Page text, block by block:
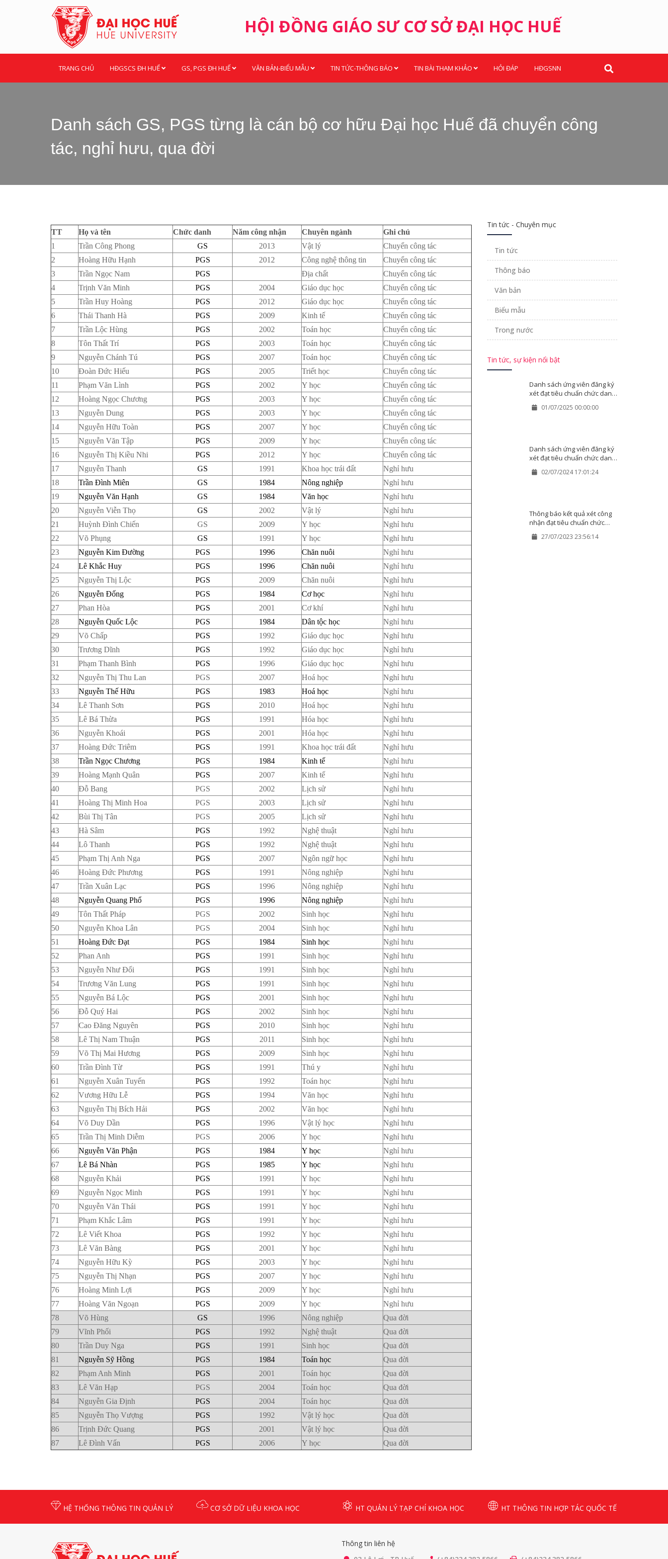
HỘI ĐỒNG GIÁO SƯ CƠ SỞ ĐẠI HỌC HUẾ
TRANG CHỦ HĐGSCS ĐH HUẾ GS, PGS ĐH HUẾ VĂN BẢN-BIỂU MẪU TIN TỨC-THÔNG BÁO TIN BÀI THAM KHẢO HỎI ĐÁP HĐGSNN
Danh sách GS, PGS từng là cán bộ cơ hữu Đại học Huế đã chuyển công
tác, nghỉ hưu, qua đời
TT Họ và tên Chức danh Năm công nhận Chuyên ngành
Ghi chú
1
Trần Công Phong GS 2013 Vật lý
Chuyển công tác
2
Hoàng Hữu Hạnh PGS 2012 Công nghệ thông tin
Chuyển công tác
3
Trần Ngọc Nam PGS Địa chất
Chuyển công tác
4
Trịnh Văn Minh PGS 2004 Giáo dục học
Chuyển công tác
5
Trần Huy Hoàng PGS 2012 Giáo dục học
Chuyển công tác
6
Thái Thanh Hà PGS 2009 Kinh tế
Chuyển công tác
7
Trần Lộc Hùng PGS 2002 Toán học
Chuyển công tác
8
Tôn Thất Trí PGS 2003 Toán học
Chuyển công tác
9
Nguyễn Chánh Tú PGS 2007 Toán học
Chuyển công tác
10
Đoàn Đức Hiếu PGS 2005 Triết học
Chuyển công tác
11
Phạm Văn Lình PGS 2002 Y học
Chuyển công tác
12
Hoàng Ngọc Chương PGS 2003 Y học
Chuyển công tác
13
Nguyễn Dung PGS 2003 Y học
Chuyển công tác
14
Nguyễn Hữu Toàn PGS 2007 Y học
Chuyển công tác
15
Nguyễn Văn Tập PGS 2009 Y học
Chuyển công tác
16
Nguyễn Thị Kiều Nhi PGS 2012 Y học
Chuyển công tác
17
Nguyễn Thanh GS 1991 Khoa học trái đất
Nghỉ hưu
18
Trần Đình Miên GS 1984 Nông nghiệp
Nghỉ hưu
19
Nguyễn Văn Hạnh GS 1984 Văn học
Nghỉ hưu
20
Nguyễn Viễn Thọ GS 2002 Vật lý
Nghỉ hưu
21
Huỳnh Đình Chiến GS 2009 Y học
Nghỉ hưu
22
Võ Phụng GS 1991 Y học
Nghỉ hưu
23
Nguyễn Kim Đường PGS 1996 Chăn nuôi
Nghỉ hưu
24
Lê Khắc Huy PGS 1996 Chăn nuôi
Nghỉ hưu
25
Nguyễn Thị Lộc PGS 2009 Chăn nuôi
Nghỉ hưu
26
Nguyễn Đống PGS 1984 Cơ học
Nghỉ hưu
27
Phan Hòa PGS 2001 Cơ khí
Nghỉ hưu
28
Nguyễn Quốc Lộc PGS 1984 Dân tộc học
Nghỉ hưu
29
Võ Chấp PGS 1992 Giáo dục học
Nghỉ hưu
30
Trương Dĩnh PGS 1992 Giáo dục học
Nghỉ hưu
31
Phạm Thanh Bình PGS 1996 Giáo dục học
Nghỉ hưu
32
Nguyễn Thị Thu Lan PGS 2007 Hoá học
Nghỉ hưu
33
Nguyễn Thế Hữu PGS 1983 Hoá học
Nghỉ hưu
34
Lê Thanh Sơn PGS 2010 Hoá học
Nghỉ hưu
35
Lê Bá Thừa PGS 1991 Hóa học
Nghỉ hưu
36
Nguyễn Khoái PGS 2001 Hóa học
Nghỉ hưu
37
Hoàng Đức Triêm PGS 1991 Khoa học trái đất
Nghỉ hưu
38
Trần Ngọc Chương PGS 1984 Kinh tế
Nghỉ hưu
39
Hoàng Mạnh Quân PGS 2007 Kinh tế
Nghỉ hưu
40
Đỗ Bang PGS 2002 Lịch sử
Nghỉ hưu
41
Hoàng Thị Minh Hoa PGS 2003 Lịch sử
Nghỉ hưu
42
Bùi Thị Tân PGS 2005 Lịch sử
Nghỉ hưu
43
Hà Sâm PGS 1992 Nghệ thuật
Nghỉ hưu
44
Lô Thanh PGS 1992 Nghệ thuật
Nghỉ hưu
45
Phạm Thị Anh Nga PGS 2007 Ngôn ngữ học
Nghỉ hưu
46
Hoàng Đức Phương PGS 1991 Nông nghiệp
Nghỉ hưu
47
Trần Xuân Lạc PGS 1996 Nông nghiệp
Nghỉ hưu
48
Nguyễn Quang Phổ PGS 1996 Nông nghiệp
Nghỉ hưu
49
Tôn Thất Pháp PGS 2002 Sinh học
Nghỉ hưu
50
Nguyễn Khoa Lân PGS 2004 Sinh học
Nghỉ hưu
51
Hoàng Đức Đạt PGS 1984 Sinh học
Nghỉ hưu
52
Phan Anh PGS 1991 Sinh học
Nghỉ hưu
53
Nguyễn Như Đối PGS 1991 Sinh học
Nghỉ hưu
54
Trương Văn Lung PGS 1991 Sinh học
Nghỉ hưu
55
Nguyễn Bá Lộc PGS 2001 Sinh học
Nghỉ hưu
56
Đỗ Quý Hai PGS 2002 Sinh học
Nghỉ hưu
57
Cao Đăng Nguyên PGS 2010 Sinh học
Nghỉ hưu
58
Lê Thị Nam Thuận PGS 2011 Sinh học
Nghỉ hưu
59
Võ Thị Mai Hương PGS 2009 Sinh học
Nghỉ hưu
60
Trần Đình Từ PGS 1991 Thú y
Nghỉ hưu
61
Nguyễn Xuân Tuyến PGS 1992 Toán học
Nghỉ hưu
62
Vương Hữu Lễ PGS 1994 Văn học
Nghỉ hưu
63
Nguyễn Thị Bích Hải PGS 2002 Văn học
Nghỉ hưu
64
Võ Duy Dần PGS 1996 Vật lý học
Nghỉ hưu
65
Trần Thị Minh Diễm PGS 2006 Y học
Nghỉ hưu
66
Nguyễn Văn Phận PGS 1984 Y học
Nghỉ hưu
67
Lê Bá Nhàn PGS 1985 Y học
Nghỉ hưu
68
Nguyễn Khải PGS 1991 Y học
Nghỉ hưu
69
Nguyễn Ngọc Minh PGS 1991 Y học
Nghỉ hưu
70
Nguyễn Văn Thái PGS 1991 Y học
Nghỉ hưu
71
Phạm Khắc Lâm PGS 1991 Y học
Nghỉ hưu
72
Lê Viết Khoa PGS 1992 Y học
Nghỉ hưu
73
Lê Văn Bàng PGS 2001 Y học
Nghỉ hưu
74
Nguyễn Hữu Kỳ PGS 2003 Y học
Nghỉ hưu
75
Nguyễn Thị Nhạn PGS 2007 Y học
Nghỉ hưu
76
Hoàng Minh Lợi PGS 2009 Y học
Nghỉ hưu
77
Hoàng Văn Ngoạn PGS 2009 Y học
Nghỉ hưu
78
Võ Hùng GS 1996 Nông nghiệp
Qua đời
79
Vĩnh Phối PGS 1992 Nghệ thuật
Qua đời
80
Trần Duy Nga PGS 1991 Sinh học
Qua đời
81
Nguyễn Sỹ Hồng PGS 1984 Toán học
Qua đời
82
Phạm Anh Minh PGS 2001 Toán học
Qua đời
83
Lê Văn Hạp PGS 2004 Toán học
Qua đời
84
Nguyễn Gia Định PGS 2004 Toán học
Qua đời
85
Nguyễn Thọ Vượng PGS 1992 Vật lý học
Qua đời
86
Trịnh Đức Quang PGS 2001 Vật lý học
Qua đời
87
Lê Đình Vấn PGS 2006 Y học Qua đời
Tin tức - Chuyên mục
Tin tức
Thông báo
Văn bản
Biểu mẫu
Trong nước
Tin tức, sự kiện nổi bật
Danh sách ứng viên đăng ký
xét đạt tiêu chuẩn chức danh
GS, PGS tại các HĐGSCS Đại
học Huế năm 2025
01/07/2025 00:00:00
Danh sách ứng viên đăng ký
xét đạt tiêu chuẩn chức danh
GS, PGS tại các HĐGSCS Đại
học Huế năm 2024
02/07/2024 17:01:24
Thông báo kết quả xét công
nhận đạt tiêu chuẩn chức
danh giáo sư, phó giáo sư
năm 2023 tại 04 HĐGSCS Đại
27/07/2023 23:56:14
HỆ THỐNG THÔNG TIN QUẢN LÝ CƠ SỞ DỮ LIỆU KHOA HỌC HT QUẢN LÝ TẠP CHÍ KHOA HỌC HT THÔNG TIN HỢP TÁC QUỐC TẾ
Thông tin liên hệ